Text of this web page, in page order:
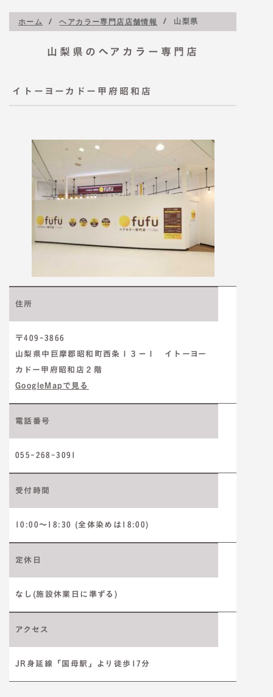
ホーム ヘアカラー専門店店舗情報 山梨県
山梨県のヘアカラー専門店
イトーヨーカドー甲府昭和店
住所
〒409-3866
山梨県中巨摩郡昭和町西条１３−１ イトーヨー
カドー甲府昭和店２階
GoogleMapで見る
電話番号
055-268-3091
受付時間
10:00～18:30 (全体染めは18:00)
定休日
なし(施設休業日に準ずる)
アクセス
JR身延線「国母駅」より徒歩17分